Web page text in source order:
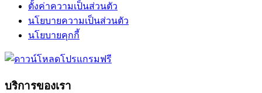
ตั้งค่าความเป็นส่วนตัว
นโยบายความเป็นส่วนตัว
นโยบายคุกกี้
บริการของเรา